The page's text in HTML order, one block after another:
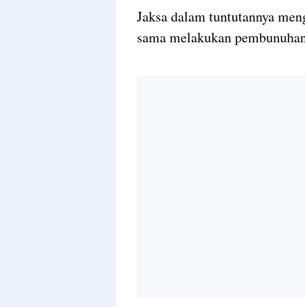
Jaksa dalam tuntutannya
sama melakukan